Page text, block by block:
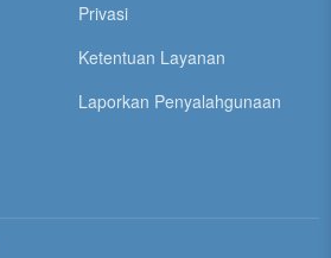
Privasi
Ketentuan Layanan
Laporkan Penyalahgunaan